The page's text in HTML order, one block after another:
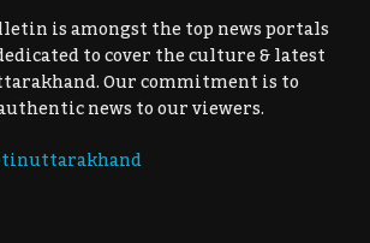
is amongst the top news portals
to cover the culture & latest
Our commitment is to
news to our viewers.